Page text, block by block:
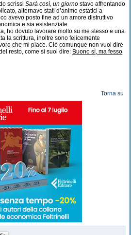
scrissi Sarà così, un giorno stavo affrontando
alternavo stati d’animo estatici a
avevo posto fine ad un amore distruttivo
e sia esistenziale.
ho dovuto lavorare molto su me stesso e una
la scrittura, inoltre sono felicemente
che mi piace. Ciò comunque non vuol dire
resto, come si suol dire: Buono sì, ma fesso
Torna su